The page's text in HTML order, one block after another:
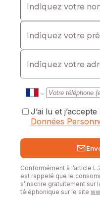
- Studio
- Lieu de bien-être
- Toute activité
J'organise des visites
avec vous sur vos
Appelez moi au 07 88
Les informations sur
exposé sont
Prix de vente : 399 900
Honoraires charge
Contactez votre
0788644424, E-mail :
Indiquez votre
E-mail
J’ai lu et j’accepte
Données
Conformément à l’article
est rappelé que le
s’inscrire gratuitement sur
téléphonique sur le site